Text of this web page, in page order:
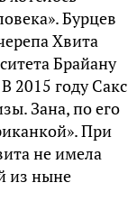
Бурцев
Хвита
Брайану
2015 году Сакс
Зана, по его
При
не имела
из ныне